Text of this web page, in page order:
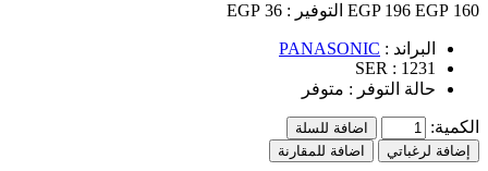
160 EGP
196 EGP التوفير : 36 EGP
البراند : PANASONIC
SER : 1231
حالة التوفر : متوفر
الكمية:
اضافة للسلة
إضافة لرغباتي
اضافة للمقارنة